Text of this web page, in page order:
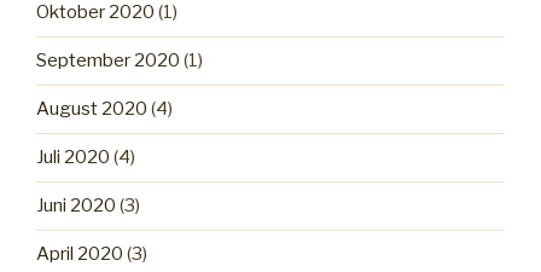
Oktober 2020 (1)
September 2020 (1)
August 2020 (4)
Juli 2020 (4)
Juni 2020 (3)
April 2020 (3)